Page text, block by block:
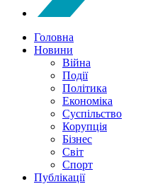
Головна
Новини
Війна
Події
Політика
Економіка
Суспільство
Корупція
Бізнес
Світ
Спорт
Публікації